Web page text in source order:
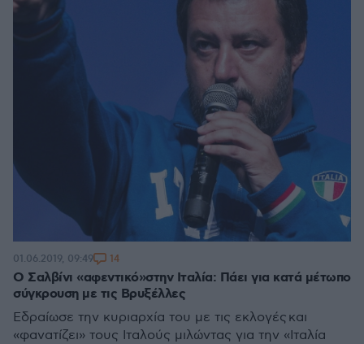
Ο Σαλβίνι «αφεντικό»στην Ιταλία: Πάει για κατά μέτωπο
σύγκρουση με τις Βρυξέλλες
Εδραίωσε την κυριαρχία του με τις εκλογές και
«φανατίζει» τους Ιταλούς μιλώντας για την «Ιταλία
01.06.2019, 09:49 14